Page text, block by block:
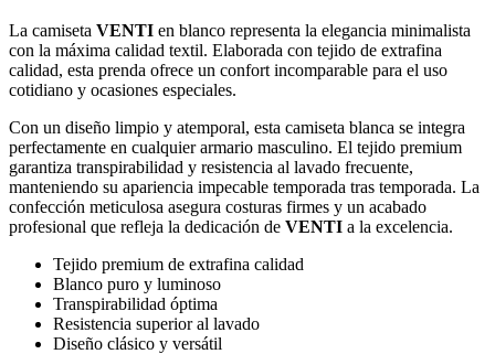
La camiseta VENTI en blanco representa la elegancia minimalista
con la máxima calidad textil. Elaborada con tejido de extrafina
calidad, esta prenda ofrece un confort incomparable para el uso
cotidiano y ocasiones especiales.
Con un diseño limpio y atemporal, esta camiseta blanca se integra
perfectamente en cualquier armario masculino. El tejido premium
garantiza transpirabilidad y resistencia al lavado frecuente,
manteniendo su apariencia impecable temporada tras temporada. La
confección meticulosa asegura costuras firmes y un acabado
profesional que refleja la dedicación de VENTI a la excelencia.
Tejido premium de extrafina calidad
Blanco puro y luminoso
Transpirabilidad óptima
Resistencia superior al lavado
Diseño clásico y versátil